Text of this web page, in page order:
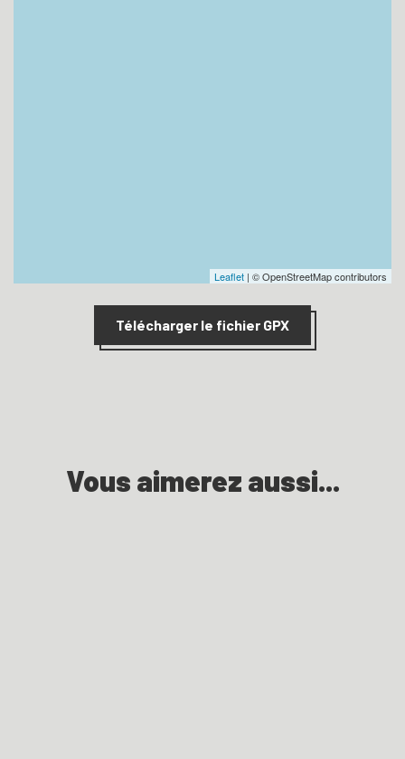
Leaflet | © OpenStreetMap contributors
Télécharger le fichier GPX
Vous aimerez aussi...